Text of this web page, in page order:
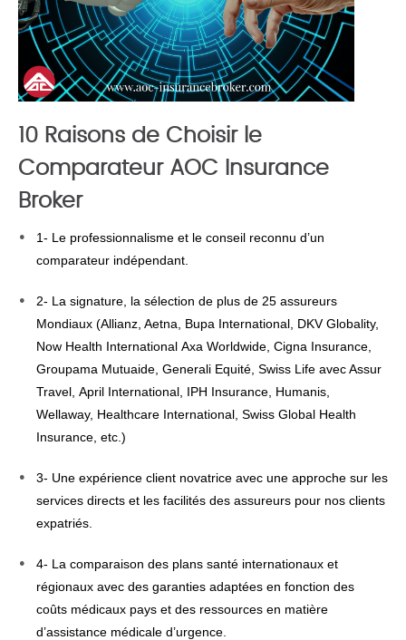
10 Raisons de Choisir le
Comparateur AOC Insurance
Broker
1- Le professionnalisme et le conseil reconnu d’un
comparateur indépendant.
2- La signature, la sélection de plus de 25 assureurs
Mondiaux (Allianz, Aetna, Bupa International, DKV Globality,
Now Health International Axa Worldwide, Cigna Insurance,
Groupama Mutuaide, Generali Equité, Swiss Life avec Assur
Travel, April International, IPH Insurance, Humanis,
Wellaway, Healthcare International, Swiss Global Health
Insurance, etc.)
3- Une expérience client novatrice avec une approche sur les
services directs et les facilités des assureurs pour nos clients
expatriés.
4- La comparaison des plans santé internationaux et
régionaux avec des garanties adaptées en fonction des
coûts médicaux pays et des ressources en matière
d’assistance médicale d’urgence.